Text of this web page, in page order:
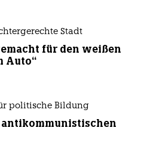
Stadt
für den weißen
Auto“
politische Bildung
antikommunistischen